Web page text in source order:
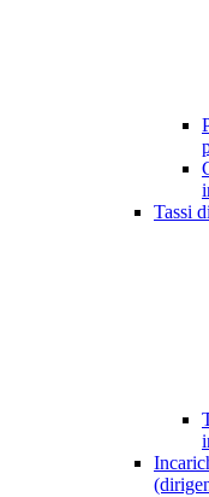
Tassi